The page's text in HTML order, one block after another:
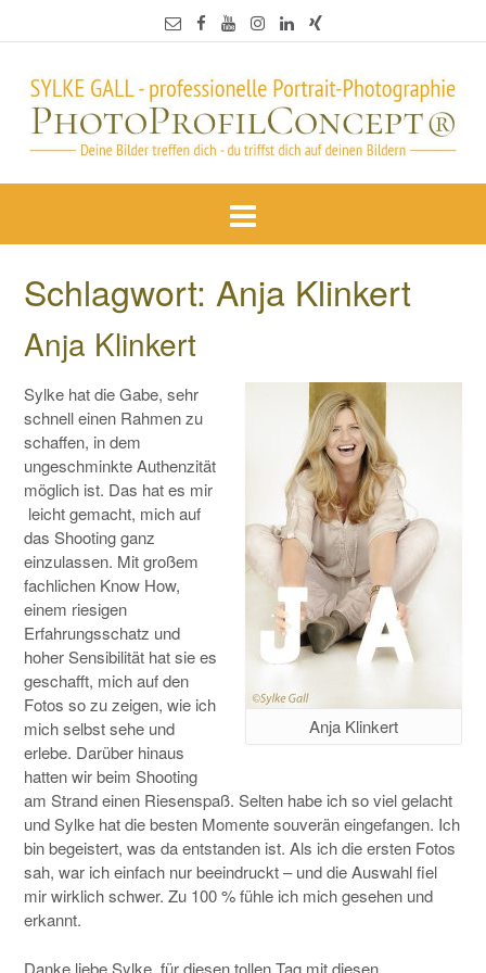
Schlagwort: Anja Klinkert
Anja Klinkert
Anja Klinkert
Sylke hat die Gabe, sehr
schnell einen Rahmen zu
schaffen, in dem
ungeschminkte Authenzität
möglich ist. Das hat es mir
leicht gemacht, mich auf
das Shooting ganz
einzulassen. Mit großem
fachlichen Know How,
einem riesigen
Erfahrungsschatz und
hoher Sensibilität hat sie es
geschafft, mich auf den
Fotos so zu zeigen, wie ich
mich selbst sehe und
erlebe. Darüber hinaus
hatten wir beim Shooting
am Strand einen Riesenspaß. Selten habe ich so viel gelacht
und Sylke hat die besten Momente souverän eingefangen. Ich
bin begeistert, was da entstanden ist. Als ich die ersten Fotos
sah, war ich einfach nur beeindruckt – und die Auswahl fiel
mir wirklich schwer. Zu 100 % fühle ich mich gesehen und
erkannt.
Danke liebe Sylke, für diesen tollen Tag mit diesen